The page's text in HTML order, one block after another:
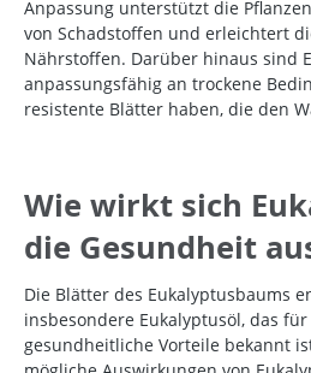
Anpassung unterstützt die
von Schadstoffen und erleichtert
Nährstoffen. Darüber hinaus sind
anpassungsfähig an trockene
resistente Blätter haben, die den
Wie wirkt sich
die Gesundheit
Die Blätter des Eukalyptusbaums
insbesondere Eukalyptusöl, das
gesundheitliche Vorteile bekannt